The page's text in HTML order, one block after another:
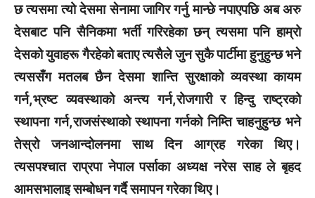
छ त्यसमा त्यो देसमा सेनामा जागिर गर्नु मान्छे नपाएपछि अब अरु
देसबाट पनि सैनिकमा भर्ती गरिरहेका छन् त्यसमा पनि हाम्रो
देसको युवाहरू गैरहेको बताए त्यसैले जुन सुकै पार्टीमा हुनुहुन्छ भने
त्यससँग मतलब छैन देसमा शान्ति सुरक्षाको व्यवस्था कायम
गर्न,भ्रष्ट व्यवस्थाको अन्त्य गर्न,रोजगारी र हिन्दु राष्ट्रको
स्थापना गर्न,राजसंस्थाको स्थापना गर्नको निम्ति चाहनुहुन्छ भने
तेस्रो जनआन्दोलनमा साथ दिन आग्रह गरेका थिए।
त्यसपश्चात राप्रपा नेपाल पर्साका अध्यक्ष नरेस साह ले बृहद
आमसभालाइ सम्बोधन गर्दै समापन गरेका थिए।